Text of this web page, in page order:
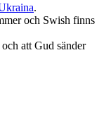
.
och Swish finns
att Gud sänder